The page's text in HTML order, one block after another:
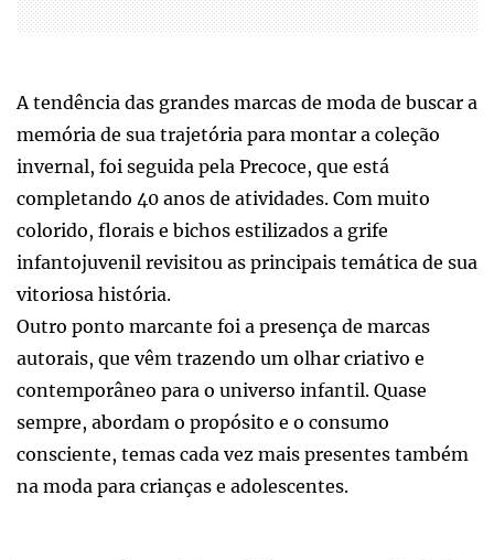
A tendência das grandes marcas de moda de buscar a
memória de sua trajetória para montar a coleção
invernal, foi seguida pela Precoce, que está
completando 40 anos de atividades. Com muito
colorido, florais e bichos estilizados a grife
infantojuvenil revisitou as principais temática de sua
vitoriosa história.
Outro ponto marcante foi a presença de marcas
autorais, que vêm trazendo um olhar criativo e
contemporâneo para o universo infantil. Quase
sempre, abordam o propósito e o consumo
consciente, temas cada vez mais presentes também
na moda para crianças e adolescentes.